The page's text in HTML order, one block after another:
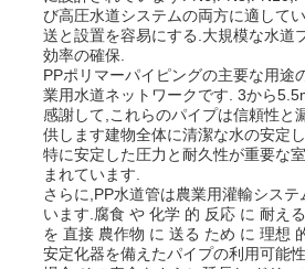
び高圧水道システムの両方に適して
送と設置を容易にする.大規模な水道
効率の確保.
PPポリマーパイピングの主要な用途
業用水道ネットワークです. 3から
感謝して,これらのパイプは信頼性と
供します建物全体に清潔な水の安定
特に安定した圧力と耐久性が重要な
まれています.
さらに,PP水道管は農業用灌輸シス
います.腐食 や 化学 的 反応 に 耐え
を 直接 農作物 に 送る ため に 理想
安定化器を備えたパイプの利用可能